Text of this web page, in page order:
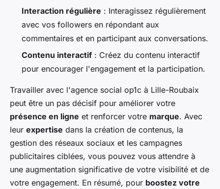
Interaction régulière : Interagissez régulièrement
avec vos followers en répondant aux
commentaires et en participant aux conversations.
Contenu interactif : Créez du contenu interactif
pour encourager l'engagement et la participation.
Travailler avec l'agence social op1c à Lille-Roubaix
peut être un pas décisif pour améliorer votre
présence en ligne et renforcer votre marque. Avec
leur expertise dans la création de contenus, la
gestion des réseaux sociaux et les campagnes
publicitaires ciblées, vous pouvez vous attendre à
une augmentation significative de votre visibilité et de
votre engagement. En résumé, pour boostez votre